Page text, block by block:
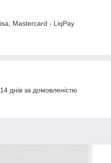
Mastercard - LiqPay
днів за домовленістю